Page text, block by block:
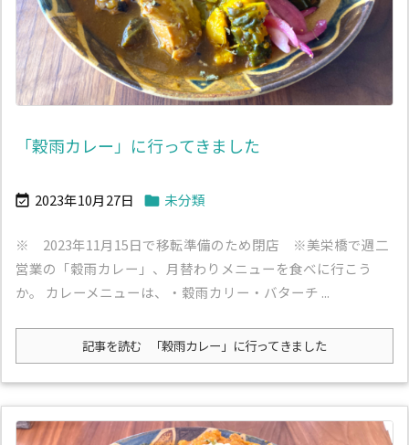
「穀雨カレー」に行ってきました
 2023年10月27日  未分類
※ 2023年11月15日で移転準備のため閉店 ※美栄橋で週二
営業の「穀雨カレー」、月替わりメニューを食べに行こう
か。 カレーメニューは、・穀雨カリー・バターチ ...
記事を読む 「穀雨カレー」に行ってきました